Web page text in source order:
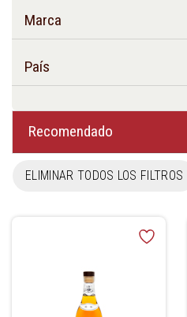
Marca
País
Recomendado
ELIMINAR TODOS LOS FILTROS